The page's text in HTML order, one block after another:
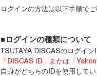
ログインの方法は以下手順でご
■ログインの種類について
TSUTAYA DISCASのログイン
「DISCAS ID」または「
自身がどちらのIDを使用して